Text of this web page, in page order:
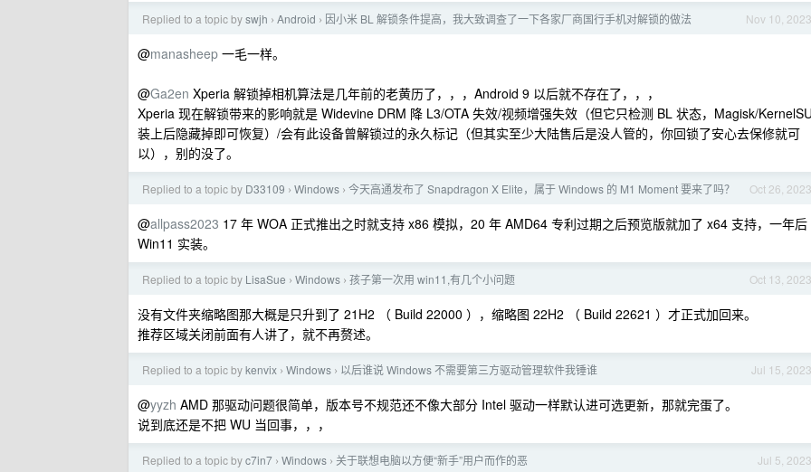
Nov 10, 2023
Replied to a topic byswjh › Android › 因小米 BL 解锁条件提高，我大致调查了一下各家厂商国行手机对解锁的做法
@manasheep 一毛一样。
@Ga2en Xperia 解锁掉相机算法是几年前的老黄历了，，，Android 9 以后就不存在了，，，
Xperia 现在解锁带来的影响就是 Widevine DRM 降 L3/OTA 失效/视频增强失效（但它只检测 BL 状态，Magisk/KernelSU
装上后隐藏掉即可恢复）/会有此设备曾解锁过的永久标记（但其实至少大陆售后是没人管的，你回锁了安心去保修就可
以），别的没了。
Oct 26, 2023
Replied to a topic by D33109 › Windows › 今天高通发布了 Snapdragon X Elite，属于 Windows 的 M1 Moment 要来了吗？
@allpass2023 17 年 WOA 正式推出之时就支持 x86 模拟，20 年 AMD64 专利过期之后预览版就加了 x64 支持，一年后
Win11 实装。
Oct 13, 2023
Replied to a topic by LisaSue › Windows › 孩子第一次用 win11,有几个小问题
没有文件夹缩略图那大概是只升到了 21H2 （ Build 22000 ），缩略图 22H2 （ Build 22621 ）才正式加回来。
推荐区域关闭前面有人讲了，就不再赘述。
Jul 15, 2023
Replied to a topic bykenvix › Windows › 以后谁说 Windows 不需要第三方驱动管理软件我锤谁
@yyzh AMD 那驱动问题很简单，版本号不规范还不像大部分 Intel 驱动一样默认进可选更新，那就完蛋了。
说到底还是不把 WU 当回事，，，
Jul 5, 2023
Replied to a topic byc7in7 › Windows › 关于联想电脑以方便“新手”用户而作的恶